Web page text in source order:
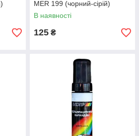
MER 199 (чорний-сірій)
В наявності
125 ₴